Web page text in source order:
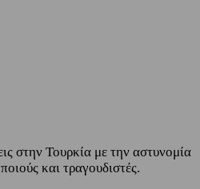
στην Τουρκία με την αστυνομία
και τραγουδιστές.